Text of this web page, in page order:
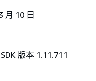
月 10 日
版本 1.11.711